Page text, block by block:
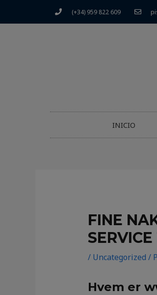
(+34) 959 822 609
INICIO
FINE
/ Uncategorized /
Hvem er